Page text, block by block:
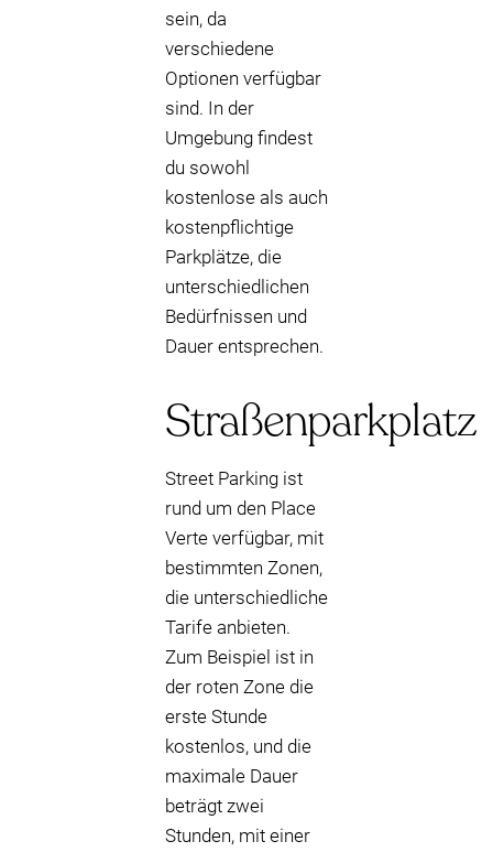
sein, da
verschiedene
Optionen verfügbar
sind. In der
Umgebung findest
du sowohl
kostenlose als auch
kostenpflichtige
Parkplätze, die
unterschiedlichen
Bedürfnissen und
Dauer entsprechen.
Straßenparkplatz
Street Parking ist
rund um den Place
Verte verfügbar, mit
bestimmten Zonen,
die unterschiedliche
Tarife anbieten.
Zum Beispiel ist in
der roten Zone die
erste Stunde
kostenlos, und die
maximale Dauer
beträgt zwei
Stunden, mit einer